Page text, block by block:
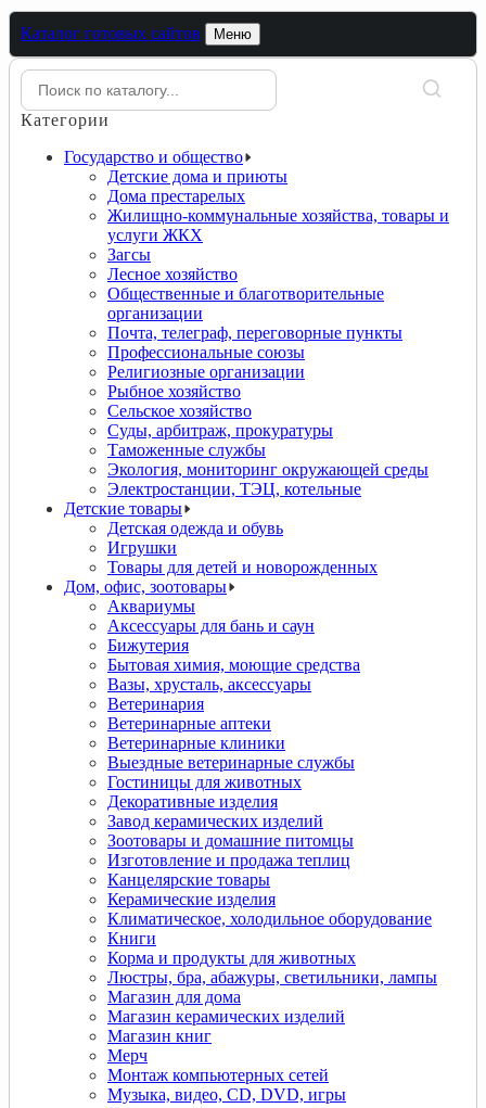
Каталог готовых сайтов Меню
Категории
Государство и общество
Детские дома и приюты
Дома престарелых
Жилищно-коммунальные хозяйства, товары и
услуги ЖКХ
Загсы
Лесное хозяйство
Общественные и благотворительные
организации
Почта, телеграф, переговорные пункты
Профессиональные союзы
Религиозные организации
Рыбное хозяйство
Сельское хозяйство
Суды, арбитраж, прокуратуры
Таможенные службы
Экология, мониторинг окружающей среды
Электростанции, ТЭЦ, котельные
Детские товары
Детская одежда и обувь
Игрушки
Товары для детей и новорожденных
Дом, офис, зоотовары
Аквариумы
Аксессуары для бань и саун
Бижутерия
Бытовая химия, моющие средства
Вазы, хрусталь, аксессуары
Ветеринария
Ветеринарные аптеки
Ветеринарные клиники
Выездные ветеринарные службы
Гостиницы для животных
Декоративные изделия
Завод керамических изделий
Зоотовары и домашние питомцы
Изготовление и продажа теплиц
Канцелярские товары
Керамические изделия
Климатическое, холодильное оборудование
Книги
Корма и продукты для животных
Люстры, бра, абажуры, светильники, лампы
Магазин для дома
Магазин керамических изделий
Магазин книг
Мерч
Монтаж компьютерных сетей
Музыка, видео, CD, DVD, игры